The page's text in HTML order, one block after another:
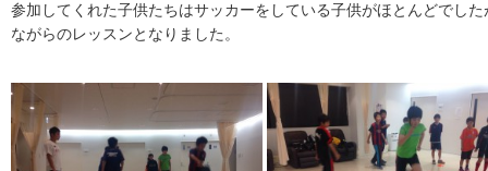
参加してくれた子供たちはサッカーをしている子供がほとんどでし
ながらのレッスンとなりました。